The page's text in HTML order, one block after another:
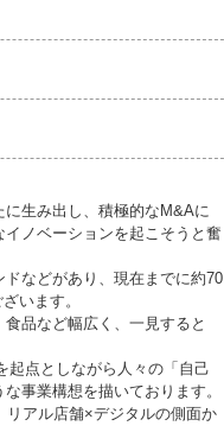
生み出し、積極的なM&Aに
ノベーションを起こそうと奮
などがあり、現在までに約70
います。
品など幅広く、一見すると
起点としながら人々の「自己
事業構想を描いております。
リアル店舗×デジタルの側面か